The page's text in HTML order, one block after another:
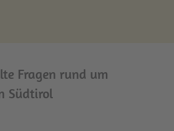
Fragen rund um
Südtirol